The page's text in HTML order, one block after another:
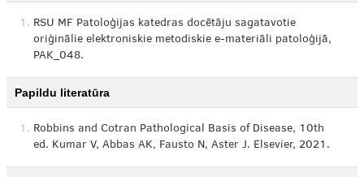
1. RSU MF Patoloģijas katedras docētāju sagatavotie
oriģinālie elektroniskie metodiskie e-materiāli patoloģijā,
PAK_048.
Papildu literatūra
1. Robbins and Cotran Pathological Basis of Disease, 10th
ed. Kumar V, Abbas AK, Fausto N, Aster J. Elsevier, 2021.